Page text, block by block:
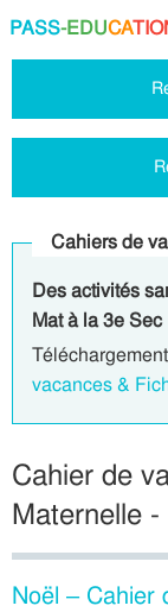
PASS-EDUCA
Cahiers de
Des activités
Mat à la 3e Sec
vacances &
Cahier de
Maternelle
Noël – Cahier